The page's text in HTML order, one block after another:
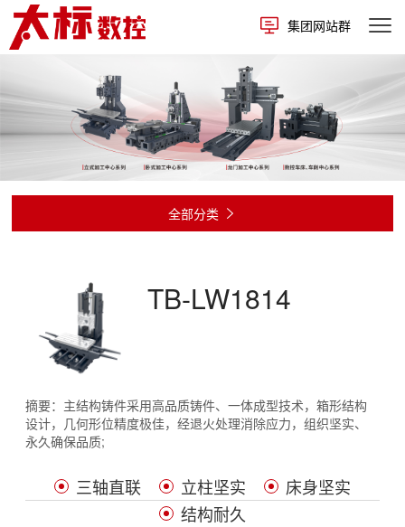
集团网站群
全部分类 
TB-LW1814
摘要： 主结构铸件采用高品质铸件、一体成型技术，箱形结构
设计，几何形位精度极佳，经退火处理消除应力，组织坚实、
永久确保品质;
三轴直联 立柱坚实
床身坚实
结构耐久